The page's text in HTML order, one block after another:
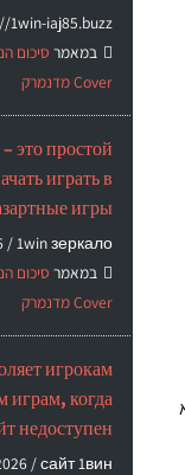
iaj85.buzz/ /
במאמר
Cover מדנמרק
это простой
играть в
игры.
1win зеркало /
במאמר
Cover מדנמרק
игрокам
играм, когда
недоступен.
сайт 1вин /